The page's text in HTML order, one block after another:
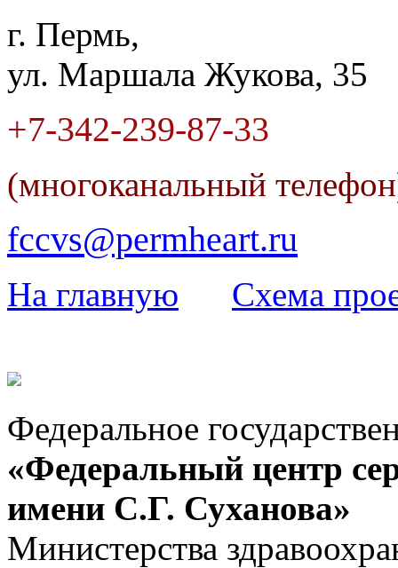
г. Пермь,
ул. Маршала Жукова, 35
+7-342-239-87-33
(многоканальный
fccvs@permheart.ru
На главную Cхема
Федеральное
«Федеральный центр
имени С.Г. Суханова»
Министерства